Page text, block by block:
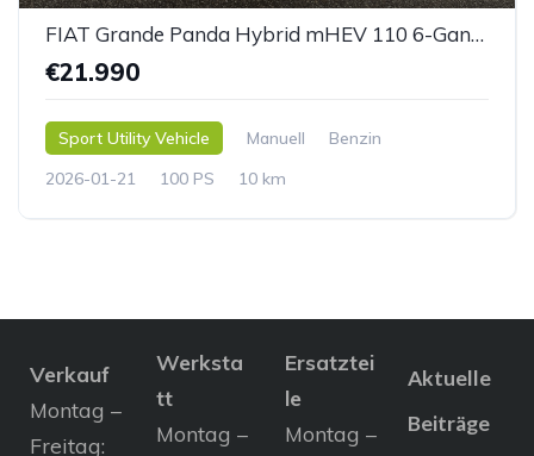
FIAT Grande Panda Hybrid mHEV 110 6-Gang eDCT LaPrima
€21.990
Sport Utility Vehicle Manuell
Benzin
2026-01-21
100 PS 10 km
Verkauf
Montag –
Freitag:
Werksta
tt
Montag –
Ersatztei
le
Montag –
Aktuelle
Beiträge